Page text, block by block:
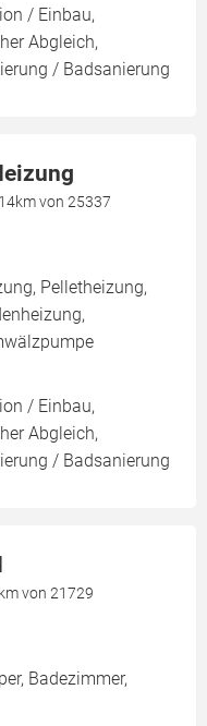
/ Einbau,
Abgleich,
/ Badsanierung
von 25337
Pelletheizung,
/ Einbau,
Abgleich,
/ Badsanierung
von 21729
Badezimmer,